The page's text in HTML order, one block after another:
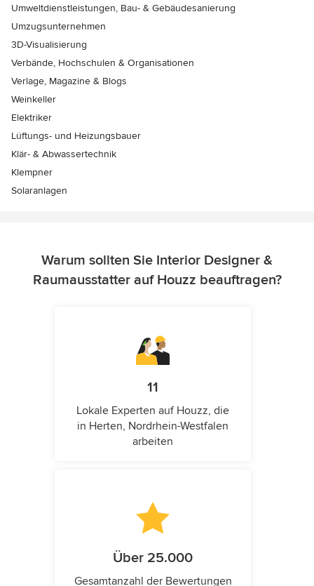
Umweltdienstleistungen, Bau- & Gebäudesanierung
Umzugsunternehmen
3D-Visualisierung
Verbände, Hochschulen & Organisationen
Verlage, Magazine & Blogs
Weinkeller
Elektriker
Lüftungs- und Heizungsbauer
Klär- & Abwassertechnik
Klempner
Solaranlagen
Warum sollten Sie Interior Designer &
Raumausstatter auf Houzz beauftragen?
11
Lokale Experten auf Houzz, die
in Herten, Nordrhein-Westfalen
arbeiten
Über 25.000
Gesamtanzahl der Bewertungen